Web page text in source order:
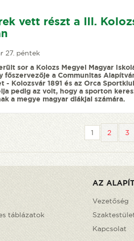
vett részt a III.
27. péntek
sor a Kolozs Megyei Magyar
főszervezője a Communitas
- Kolozsvár 1891 és az Orca
pedig az volt, hogy a sporton
a megye magyar diákjai számára.
1 2 3
táblázatok
AZ
Vezetőség
Kapcsolat